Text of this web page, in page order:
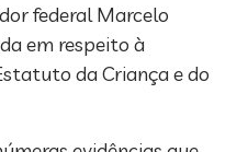
federal Marcelo
em respeito à
da Criança e do